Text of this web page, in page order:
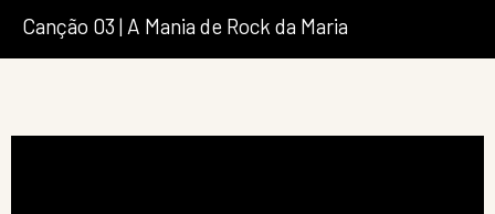
Canção 03 | A Mania de Rock da Maria